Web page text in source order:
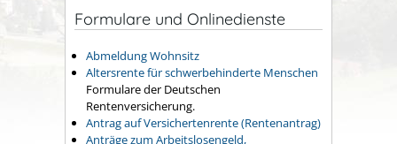
Formulare und Onlinedienste
Abmeldung Wohnsitz
Altersrente für schwerbehinderte Menschen
Formulare der Deutschen
Rentenversicherung.
Antrag auf Versichertenrente (Rentenantrag)
Anträge zum Arbeitslosengeld,